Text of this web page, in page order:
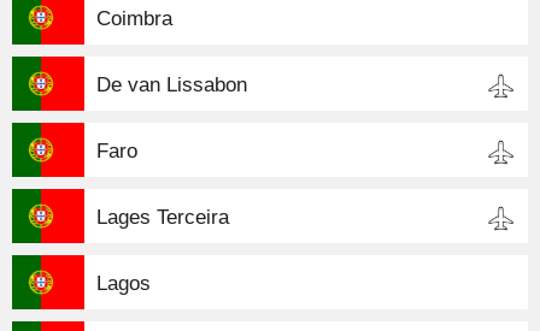
Coimbra
De van Lissabon
Faro
Lages Terceira
Lagos